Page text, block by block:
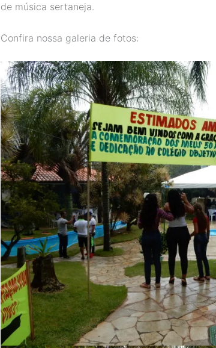
de música sertaneja.
Confira nossa galeria de fotos: